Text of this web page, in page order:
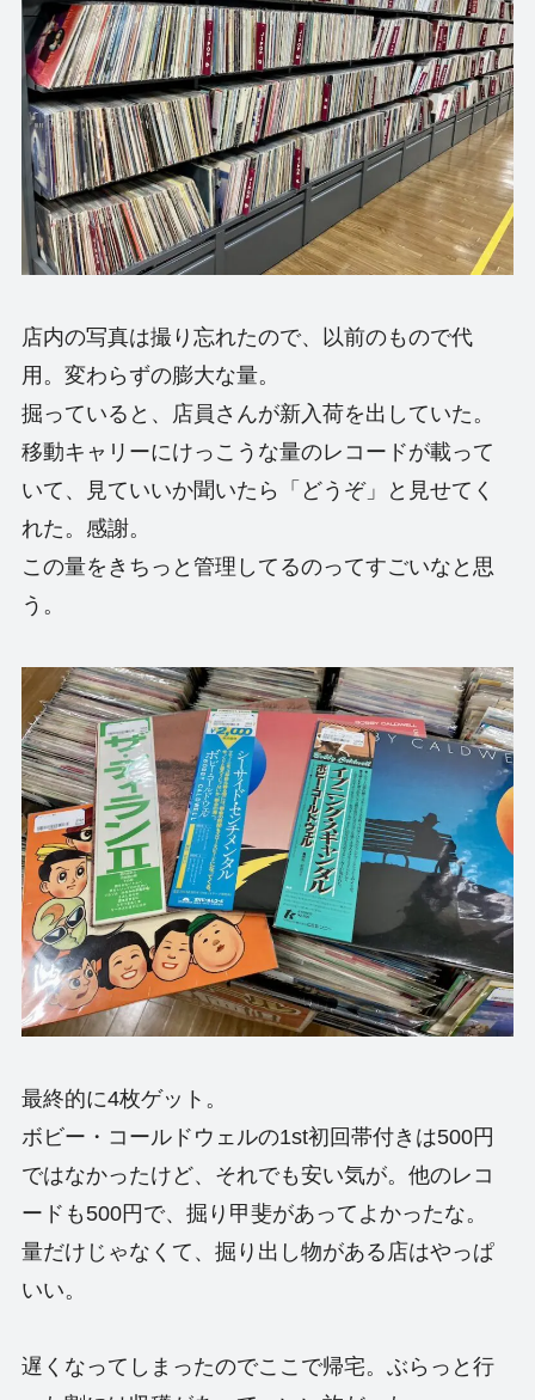
店内の写真は撮り忘れたので、以前のもので代
用。変わらずの膨大な量。
掘っていると、店員さんが新入荷を出していた。
移動キャリーにけっこうな量のレコードが載って
いて、見ていいか聞いたら「どうぞ」と見せてく
れた。感謝。
この量をきちっと管理してるのってすごいなと思
う。
最終的に4枚ゲット。
ボビー・コールドウェルの1st初回帯付きは500円
ではなかったけど、それでも安い気が。他のレコ
ードも500円で、掘り甲斐があってよかったな。
量だけじゃなくて、掘り出し物がある店はやっぱ
いい。
遅くなってしまったのでここで帰宅。ぶらっと行